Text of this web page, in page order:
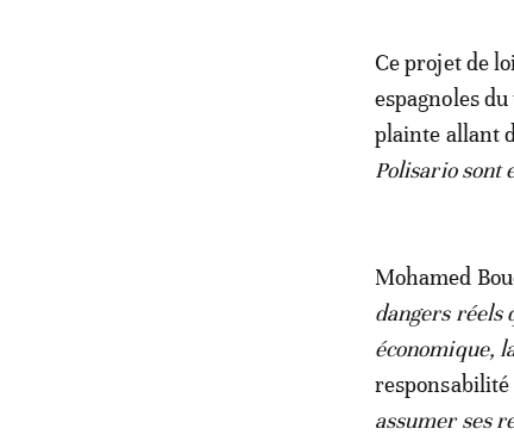
Ce projet de
espagnoles
plainte allant
Polisario sont
Mohamed
dangers réels
économique,
responsabilité
assumer ses